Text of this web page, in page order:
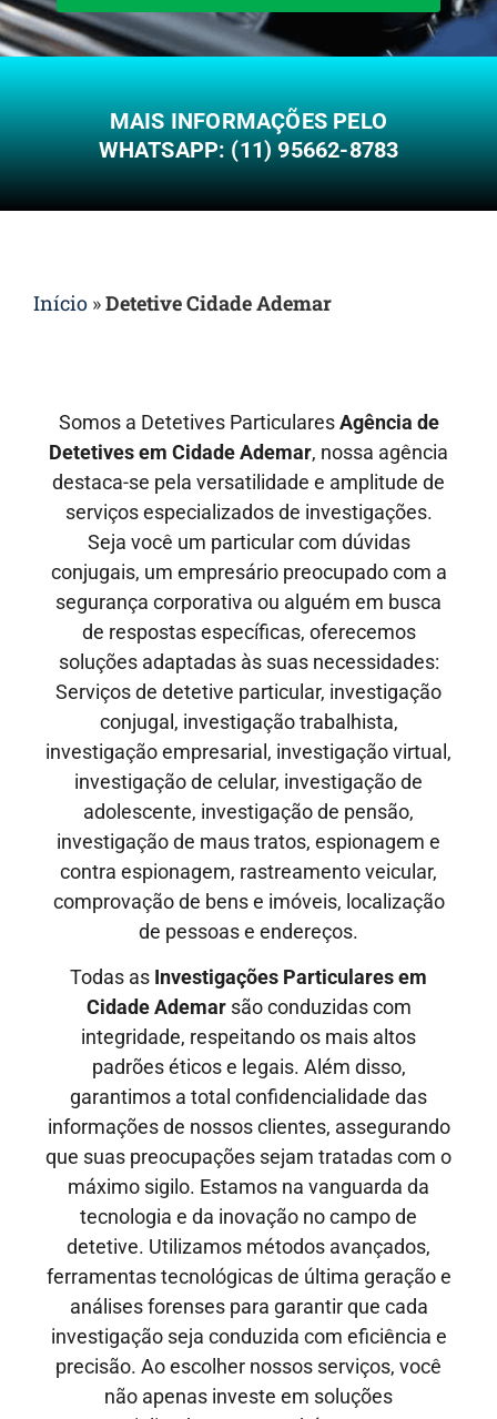
MAIS INFORMAÇÕES PELO
WHATSAPP: (11) 95662-8783
Início »Detetive Cidade Ademar
Somos a Detetives ParticularesAgência de
Detetives em Cidade Ademar, nossa agência
destaca-se pela versatilidade e amplitude de
serviços especializados de investigações.
Seja você um particular com dúvidas
conjugais, um empresário preocupado com a
segurança corporativa ou alguém em busca
de respostas específicas, oferecemos
soluções adaptadas às suas necessidades:
Serviços de detetive particular, investigação
conjugal, investigação trabalhista,
investigação empresarial, investigação virtual,
investigação de celular, investigação de
adolescente, investigação de pensão,
investigação de maus tratos, espionagem e
contra espionagem, rastreamento veicular,
comprovação de bens e imóveis, localização
de pessoas e endereços.
Todas as Investigações Particulares em
Cidade Ademar são conduzidas com
integridade, respeitando os mais altos
padrões éticos e legais. Além disso,
garantimos a total confidencialidade das
informações de nossos clientes, assegurando
que suas preocupações sejam tratadas com o
máximo sigilo. Estamos na vanguarda da
tecnologia e da inovação no campo de
detetive. Utilizamos métodos avançados,
ferramentas tecnológicas de última geração e
análises forenses para garantir que cada
investigação seja conduzida com eficiência e
precisão. Ao escolher nossos serviços, você
não apenas investe em soluções